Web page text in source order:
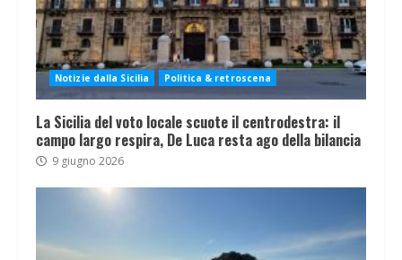
Notizie dalla Sicilia Politica & retroscena
La Sicilia del voto locale scuote il centrodestra: il
campo largo respira, De Luca resta ago della bilancia
9 giugno 2026